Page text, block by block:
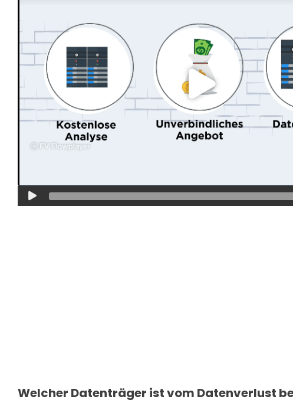
Welcher Datenträger ist vom Datenverlust